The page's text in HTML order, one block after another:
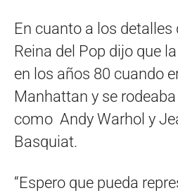
En cuanto a los
Reina del Pop dijo que
en los años 80 cuando
Manhattan y se
como Andy Warhol y
Basquiat.
“Espero que pueda